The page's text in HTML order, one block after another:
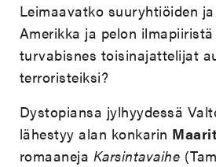
Leimaavatko suuryhtiöiden
Amerikka ja pelon
turvabisnes toisinajattelijat
terroristeiksi?
Dystopiansa jylhyydessä
lähestyy alan konkarin
romaaneja Karsintavaihe